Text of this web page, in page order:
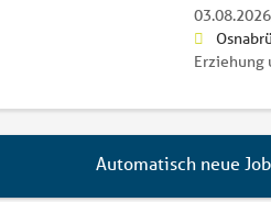
Erziehung
Automatisch neue